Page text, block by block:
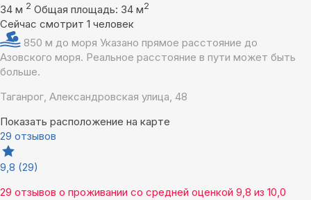
34 м 2 Общая площадь: 34 м2
Сейчас смотрит 1 человек
850 м до моря Указано прямое расстояние до
Азовского моря. Реальное расстояние в пути может быть
больше.
Таганрог, Александровская улица, 48
Показать расположение на карте
29 отзывов
9,8 (29)
29 отзывов о проживании со средней оценкой 9,8 из 10,0